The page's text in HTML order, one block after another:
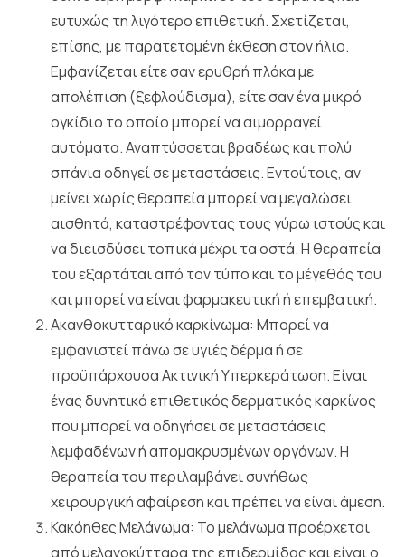
ευτυχώς τη λιγότερο επιθετική. Σχετίζεται,
επίσης, με παρατεταμένη έκθεση στον ήλιο.
Εμφανίζεται είτε σαν ερυθρή πλάκα με
απολέπιση (ξεφλούδισμα), είτε σαν ένα μικρό
ογκίδιο το οποίο μπορεί να αιμορραγεί
αυτόματα. Αναπτύσσεται βραδέως και πολύ
σπάνια οδηγεί σε μεταστάσεις. Εντούτοις, αν
μείνει χωρίς θεραπεία μπορεί να μεγαλώσει
αισθητά, καταστρέφοντας τους γύρω ιστούς και
να διεισδύσει τοπικά μέχρι τα οστά. Η θεραπεία
του εξαρτάται από τον τύπο και το μέγεθός του
και μπορεί να είναι φαρμακευτική ή επεμβατική.
Ακανθοκυτταρικό καρκίνωμα: Μπορεί να
εμφανιστεί πάνω σε υγιές δέρμα ή σε
προϋπάρχουσα Ακτινική Υπερκεράτωση. Είναι
ένας δυνητικά επιθετικός δερματικός καρκίνος
που μπορεί να οδηγήσει σε μεταστάσεις
λεμφαδένων ή απομακρυσμένων οργάνων. Η
θεραπεία του περιλαμβάνει συνήθως
χειρουργική αφαίρεση και πρέπει να είναι άμεση.
Κακόηθες Μελάνωμα: Το μελάνωμα προέρχεται
από μελανοκύτταρα της επιδερμίδας και είναι ο